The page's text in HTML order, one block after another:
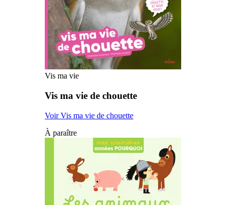
Vis ma vie
Vis ma vie de chouette
Voir Vis ma vie de chouette
À paraître